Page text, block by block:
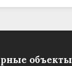
объекты